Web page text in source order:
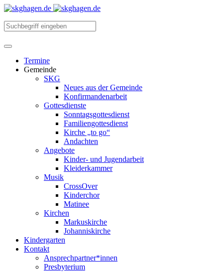
Termine
Gemeinde
SKG
Neues aus der Gemeinde
Konfirmandenarbeit
Gottesdienste
Sonntagsgottesdienst
Familiengottesdienst
Kirche „to go“
Andachten
Angebote
Kinder- und Jugendarbeit
Kleiderkammer
Musik
CrossOver
Kinderchor
Matinee
Kirchen
Markuskirche
Johanniskirche
Kindergarten
Kontakt
Ansprechpartner*innen
Presbyterium